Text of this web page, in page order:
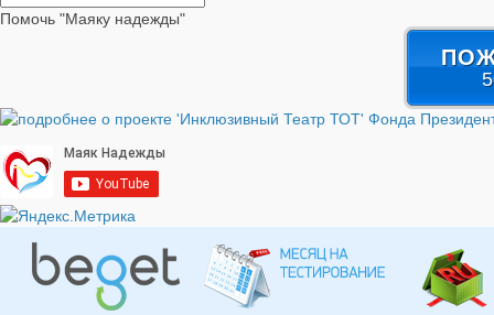
Помочь "Маяку надежды"